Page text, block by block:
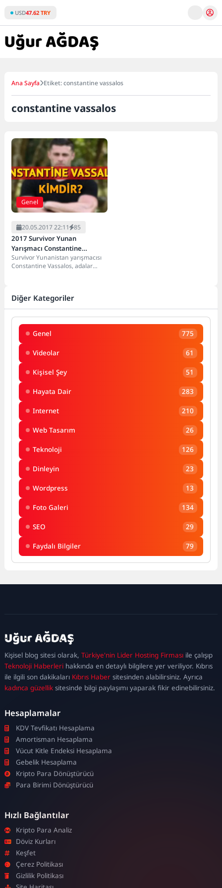
content
USD47.62 TRY
Ana Sayfa Etiket: constantine vassalos
constantine vassalos
Genel
20.05.2017 22:11 85
2017 Survivor Yunan
Yarışmacı Constantine
Vassalos
Survivor Yunanistan yarışmacısı
Constantine Vassalos, adalar
Diğer Kategoriler
Genel 775
Videolar 61
Kişisel Şey 51
Hayata Dair 283
Internet 210
Web Tasarım 26
Teknoloji 126
Dinleyin 23
Wordpress 13
Foto Galeri 134
SEO 29
Faydalı Bilgiler 79
Kişisel blog sitesi olarak,Türkiye'nin Lider Hosting Firması ile çalışıp
Teknoloji Haberleri hakkında en detaylı bilgilere yer veriliyor. Kıbrıs
ile ilgili son dakikaları Kıbrıs Haber sitesinden alabilirsiniz. Ayrıca
kadınca güzellik sitesinde bilgi paylaşımı yaparak fikir edinebilirsiniz.
kadıköy
escortmaltepe
escortataşehir
escortümraniye
escort
Hesaplamalar
KDV Tevfikatı Hesaplama
Amortisman Hesaplama
Vücut Kitle Endeksi Hesaplama
Gebelik Hesaplama
Kripto Para Dönüştürücü
Para Birimi Dönüştürücü
Hızlı Bağlantılar
Kripto Para Analiz
Döviz Kurları
Keşfet
Çerez Politikası
Gizlilik Politikası